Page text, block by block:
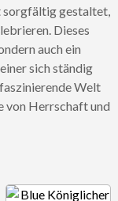
sorgfältig gestaltet,
Dieses
auch ein
sich ständig
Welt
von Herrschaft und